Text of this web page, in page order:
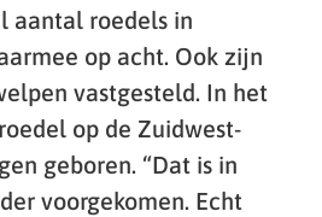
aantal roedels in
op acht. Ook zijn
vastgesteld. In het
op de Zuidwest-
geboren. “Dat is in
voorgekomen. Echt